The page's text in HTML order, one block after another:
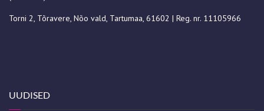
Torni 2, Tõravere, Nõo vald, Tartumaa, 61602 | Reg. nr. 11105966
UUDISED